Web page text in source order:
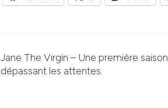
Jane The Virgin – Une première saison
dépassant les attentes